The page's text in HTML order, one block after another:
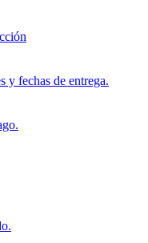
y fechas de entrega.